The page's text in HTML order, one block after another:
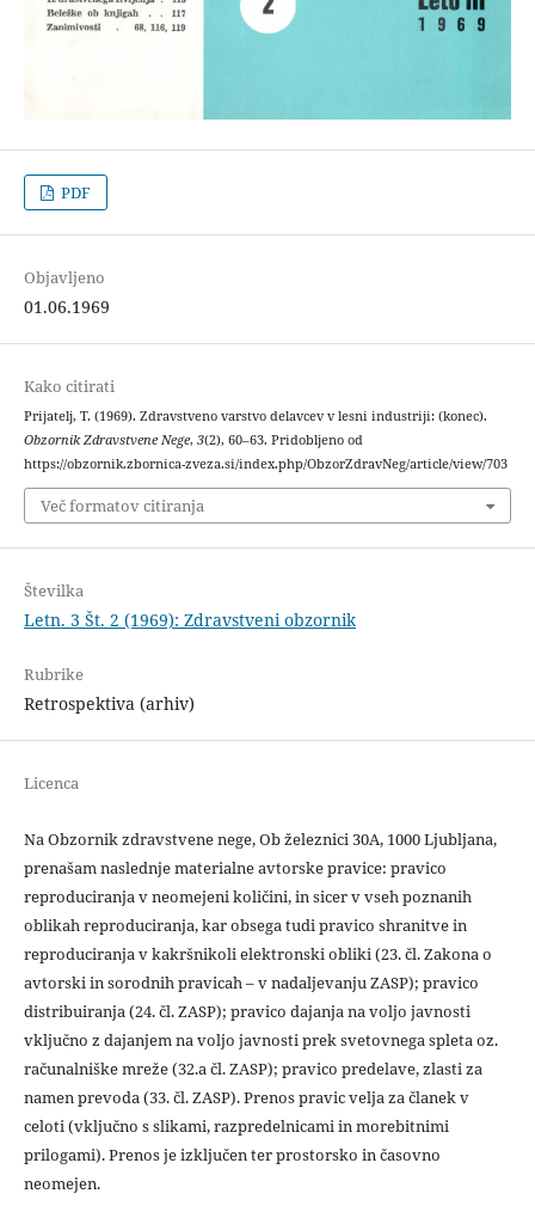
PDF
Objavljeno
01.06.1969
Kako citirati
Prijatelj, T. (1969). Zdravstveno varstvo delavcev v lesni industriji: (konec).
Obzornik Zdravstvene Nege, 3(2), 60–63. Pridobljeno od
https://obzornik.zbornica-zveza.si/index.php/ObzorZdravNeg/article/view/703
Več formatov citiranja
Številka
Letn. 3 Št. 2 (1969): Zdravstveni obzornik
Rubrike
Retrospektiva (arhiv)
Licenca
Na Obzornik zdravstvene nege, Ob železnici 30A, 1000 Ljubljana,
prenašam naslednje materialne avtorske pravice: pravico
reproduciranja v neomejeni količini, in sicer v vseh poznanih
oblikah reproduciranja, kar obsega tudi pravico shranitve in
reproduciranja v kakršnikoli elektronski obliki (23. čl. Zakona o
avtorski in sorodnih pravicah – v nadaljevanju ZASP); pravico
distribuiranja (24. čl. ZASP); pravico dajanja na voljo javnosti
vključno z dajanjem na voljo javnosti prek svetovnega spleta oz.
računalniške mreže (32.a čl. ZASP); pravico predelave, zlasti za
namen prevoda (33. čl. ZASP). Prenos pravic velja za članek v
celoti (vključno s slikami, razpredelnicami in morebitnimi
prilogami). Prenos je izključen ter prostorsko in časovno
neomejen.